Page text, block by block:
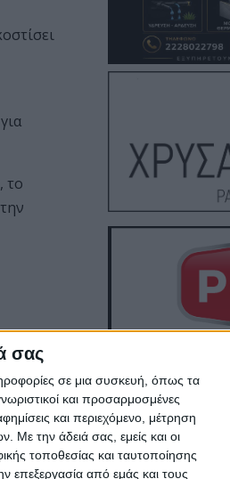
σας
σε μια συσκευή, όπως τα
και προσαρμοσμένες
και περιεχόμενο, μέτρηση
Με την άδειά σας, εμείς και οι
τοποθεσίας και ταυτοποίησης
επεξεργασία από εμάς και τους
το